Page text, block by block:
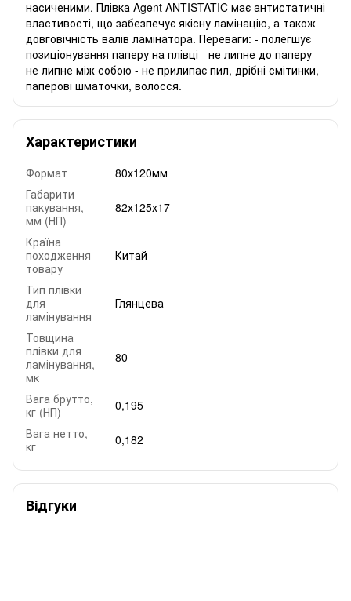
насиченими. Плівка Agent ANTISTATIC має антистатичні
властивості, що забезпечує якісну ламінацію, а також
довговічність валів ламінатора. Переваги: - полегшує
позиціонування паперу на плівці - не липне до паперу -
не липне між собою - не прилипає пил, дрібні смітинки,
паперові шматочки, волосся.
Характеристики
Формат
80х120мм
Габарити
пакування,
мм (НП)
82х125х17
Країна
походження
товару
Китай
Тип плівки
для
ламінування
Глянцева
Товщина
плівки для
ламінування,
мк
80
Вага брутто,
кг (НП)
0,195
Вага нетто,
кг
0,182
Відгуки